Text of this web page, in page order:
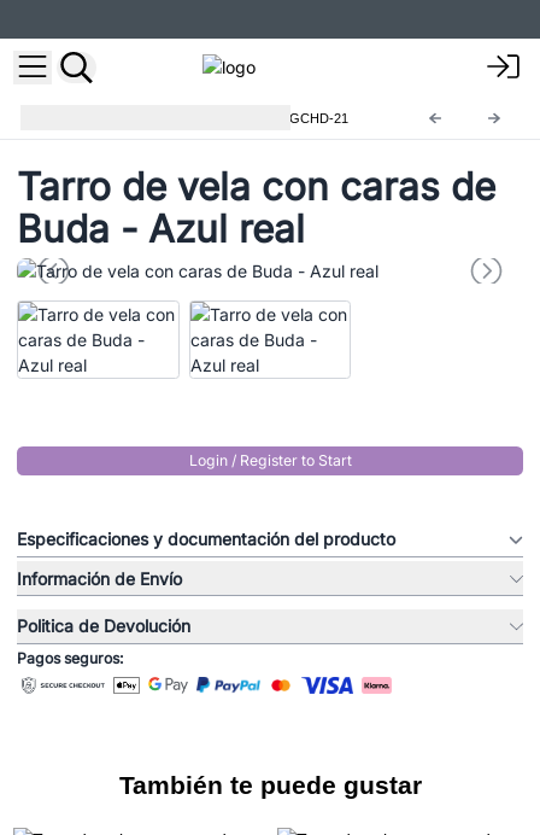
GCHD-21
Tarro de vela con caras de
Buda - Azul real
Login / Register to Start
Especificaciones y documentación del producto
Información de Envío
Politica de Devolución
Pagos seguros:
También te puede gustar